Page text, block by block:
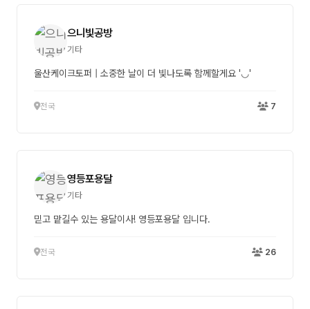
습니다. 개인거래는 매매상사를 통한 거래와 달리 차량만 괜찮다
고 바로 진행하면 안 됩니다. 신한마이카 개인거래는 고객 조건만
명의이전 흐름까지 같이 확인해야 실제 진행이 깔끔하게 됩니다.
크한 뒤, 고객님이 준비해야 할 부분과 판매자가 준비해야 할 부
으니빛공방
기타
울산케이크토퍼 | 소중한 날이 더 빛나도록 함께할게요 '◡'
전국 7
영등포용달
기타
믿고 맡길수 있는 용달이사! 영등포용달 입니다.
전국 26